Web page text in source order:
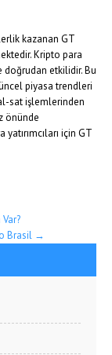
kazanan GT
Kripto para
doğrudan etkilidir. Bu
piyasa trendleri
sat işlemlerinden
önünde
için GT
Brasil →